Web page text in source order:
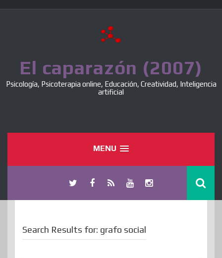
El caparazón (2007)
Psicología, Psicoterapia online, Educación, Creatividad, Inteligencia
artificial
MENU
Search Results for: grafo social